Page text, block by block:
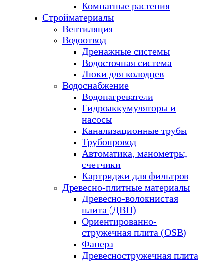
Комнатные растения
Стройматериалы
Вентиляция
Водоотвод
Дренажные системы
Водосточная система
Люки для колодцев
Водоснабжение
Водонагреватели
Гидроаккумуляторы и
насосы
Канализационные трубы
Трубопровод
Автоматика, манометры,
счетчики
Картриджи для фильтров
Древесно-плитные материалы
Древесно-волокнистая
плита (ДВП)
Ориентированно-
стружечная плита (OSB)
Фанера
Древесностружечная плита